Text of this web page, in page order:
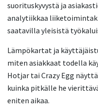
suorituskyvystä ja
analytiikkaa
saatavilla yleisistä
Lämpökartat ja
miten asiakkaat todella
Hotjar tai Crazy Egg
kuinka pitkälle he
eniten aikaa.